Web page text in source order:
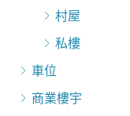
村屋
私樓
車位
商業樓宇